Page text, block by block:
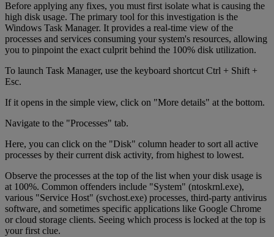
Before applying any fixes, you must first isolate what is causing the
high disk usage. The primary tool for this investigation is the
Windows Task Manager. It provides a real-time view of the
processes and services consuming your system's resources, allowing
you to pinpoint the exact culprit behind the 100% disk utilization.
To launch Task Manager, use the keyboard shortcut Ctrl + Shift +
Esc.
If it opens in the simple view, click on "More details" at the bottom.
Navigate to the "Processes" tab.
Here, you can click on the "Disk" column header to sort all active
processes by their current disk activity, from highest to lowest.
Observe the processes at the top of the list when your disk usage is
at 100%. Common offenders include "System" (ntoskrnl.exe),
various "Service Host" (svchost.exe) processes, third-party antivirus
software, and sometimes specific applications like Google Chrome
or cloud storage clients. Seeing which process is locked at the top is
your first clue.